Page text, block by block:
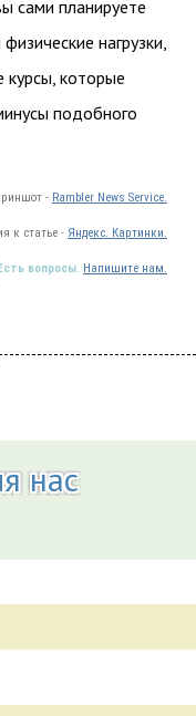
сами планируете
нагрузки,
курсы, которые
подобного
- Rambler News Service.
к статье - Яндекс. Картинки.
вопросы. Напишите нам.
нас